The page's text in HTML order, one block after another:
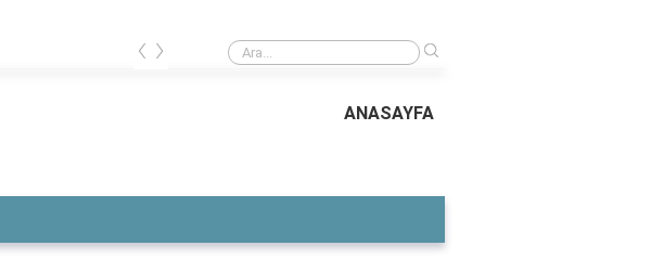
Lilafİx küllü sarı ve küllü kumral aynı mı?
‹ ›
ANASAYFA